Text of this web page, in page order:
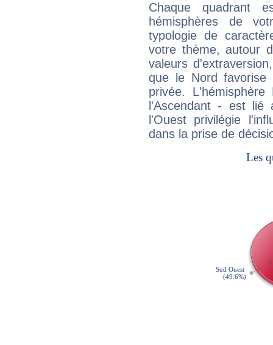
Chaque quadrant
hémisphères de
typologie de
votre thème, autour
valeurs
que le Nord favorise
privée.
l'Ascendant - est
l'Ouest privilégie
dans la prise de